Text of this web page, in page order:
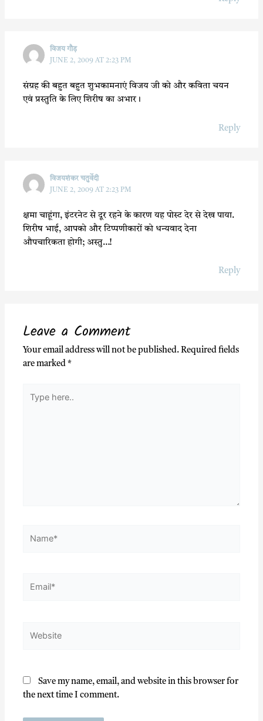
विजय गौड़
JUNE 2, 2009 AT 2:23 PM
संग्रह की बहुत बहुत शुभकामनाएं विजय जी को और कविता चयन
एवं प्रस्तुति के लिए शिरीष का अभार।
Reply
विजयशंकर चतुर्वेदी
JUNE 2, 2009 AT 2:23 PM
क्षमा चाहूंगा, इंटरनेट से दूर रहने के कारण यह पोस्ट देर से देख पाया.
शिरीष भाई, आपको और टिप्पणीकारों को धन्यवाद देना
औपचारिकता होगी; अस्तु…!
Reply
Leave a Comment
Your email address will not be published. Required fields
are marked*
Save my name, email, and website in this browser for
the next time I comment.